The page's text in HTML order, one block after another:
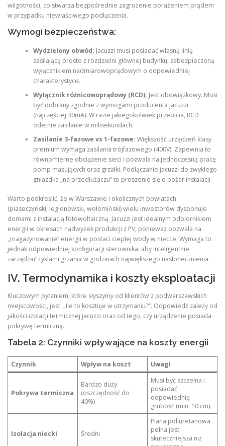
wilgotności, co stwarza bezpośrednie zagrożenie porażeniem prądem
w przypadku niewłaściwego podłączenia.
Wymogi bezpieczeństwa:
Wydzielony obwód: Jacuzzi musi posiadać własną linię
zasilającą prosto z rozdzielni głównej budynku, zabezpieczoną
wyłącznikiem nadmiarowoprądowym o odpowiedniej
charakterystyce.
Wyłącznik różnicowoprądowy (RCD): Jest obowiązkowy. Musi
być dobrany zgodnie z wymogami producenta jacuzzi
(najczęściej 30mA). W razie jakiegokolwiek przebicia, RCD
odetnie zasilanie w milisekundach.
Zasilanie 3-fazowe vs 1-fazowe: Większość urządzeń klasy
premium wymaga zasilania trójfazowego (400V). Zapewnia to
równomierne obciążenie sieci i pozwala na jednoczesną pracę
pomp masujących oraz grzałki. Podłączanie jacuzzi do zwykłego
gniazdka „na przedłużaczu” to proszenie się o pożar instalacji.
Warto podkreślić, że w Warszawie i okolicznych powiatach
(piaseczyński, legionowski, wołomiński) wielu inwestorów dysponuje
domami z instalacją fotowoltaiczną. Jacuzzi jest idealnym odbiornikiem
energii w okresach nadwyżek produkcji z PV, ponieważ pozwala na
„magazynowanie” energii w postaci ciepłej wody w niecce. Wymaga to
jednak odpowiedniej konfiguracji sterownika, aby inteligentnie
zarządzać cyklami grzania w godzinach największego nasłonecznienia.
IV. Termodynamika i koszty eksploatacji
Kluczowym pytaniem, które słyszymy od klientów z podwarszawskich
miejscowości, jest: „Ile to kosztuje w utrzymaniu?”. Odpowiedź zależy od
jakości izolacji termicznej jacuzzi oraz od tego, czy urządzenie posiada
pokrywę termiczną.
Tabela 2: Czynniki wpływające na koszty energii
Czynnik Wpływ na koszt Uwagi
Pokrywa termiczna
Bardzo duży
(oszczędność do
40%)
Musi być szczelna i
posiadać
odpowiednią
grubość (min. 10 cm).
Izolacja niecki Średni
Piana poliuretanowa
pełna jest
skuteczniejsza niż